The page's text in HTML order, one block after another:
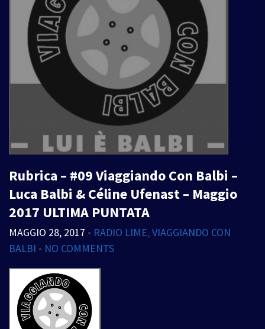
Rubrica – #09 Viaggiando Con Balbi –
Luca Balbi & Céline Ufenast – Maggio
2017 ULTIMA PUNTATA
MAGGIO 28, 2017 • RADIO LIME,VIAGGIANDO CON
BALBI • NO COMMENTS